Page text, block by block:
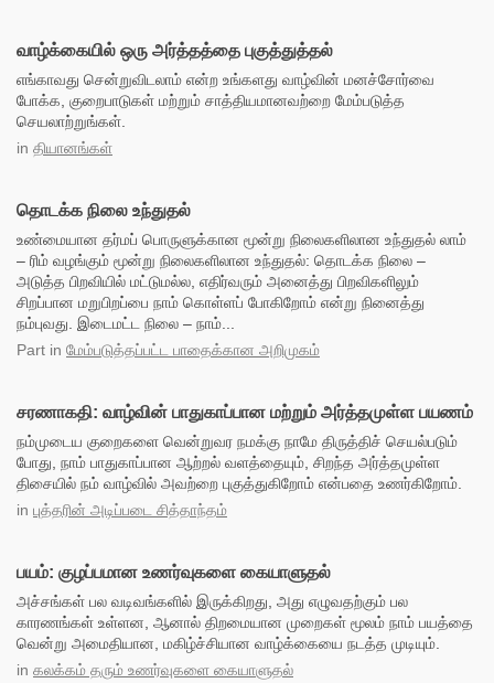
வாழ்க்கையில் ஒரு அர்த்தத்தை புகுத்துத்தல்
எங்காவது சென்றுவிடலாம் என்ற உங்களது வாழ்வின் மனச்சோர்வை
போக்க, குறைபாடுகள் மற்றும் சாத்தியமானவற்றை மேம்படுத்த
செயலாற்றுங்கள்.
in தியானங்கள்
தொடக்க நிலை உந்துதல்
உண்மையான தர்மப் பொருளுக்கான மூன்று நிலைகளிலான உந்துதல் லாம்
– ரிம் வழங்கும் மூன்று நிலைகளிலான உந்துதல்: தொடக்க நிலை –
அடுத்த பிறவியில் மட்டுமல்ல, எதிர்வரும் அனைத்து பிறவிகளிலும்
சிறப்பான மறுபிறப்பை நாம் கொள்ளப் போகிறோம் என்று நினைத்து
நம்புவது. இடைமட்ட நிலை – நாம்...
Part in மேம்படுத்தப்பட்ட பாதைக்கான அறிமுகம்
சரணாகதி: வாழ்வின் பாதுகாப்பான மற்றும் அர்த்தமுள்ள பயணம்
நம்முடைய குறைகளை வென்றுவர நமக்கு நாமே திருத்திச் செயல்படும்
போது, நாம் பாதுகாப்பான ஆற்றல் வளத்தையும், சிறந்த அர்த்தமுள்ள
திசையில் நம் வாழ்வில் அவற்றை புகுத்துகிறோம் என்பதை உணர்கிறோம்.
in புத்தரின் அடிப்படை சித்தாந்தம்
பயம்: குழப்பமான உணர்வுகளை கையாளுதல்
அச்சங்கள் பல வடிவங்களில் இருக்கிறது, அது எழுவதற்கும் பல
காரணங்கள் உள்ளன, ஆனால் திறமையான முறைகள் மூலம் நாம் பயத்தை
வென்று அமைதியான, மகிழ்ச்சியான வாழ்க்கையை நடத்த முடியும்.
in கலக்கம் தரும் உணர்வுகளை கையாளுதல்